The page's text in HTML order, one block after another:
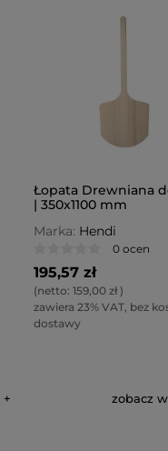
Łopata Drewniana
| 350x1100 mm
Marka: Hendi
0 ocen
195,57 zł
(netto: 159,00 zł)
zawiera 23% VAT, bez
dostawy
zobacz